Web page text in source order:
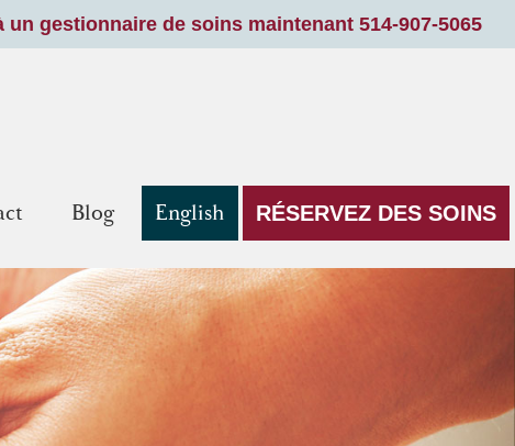
un gestionnaire de soins maintenant 514-907-5065
Blog English RÉSERVEZ DES SOINS